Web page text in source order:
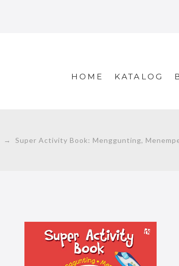
HOME KATALOG
→ Super Activity Book: Menggunting,